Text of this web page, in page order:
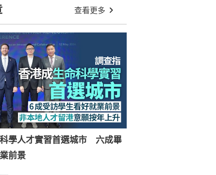
查看更多
學人才實習首選城市 六成畢
前景